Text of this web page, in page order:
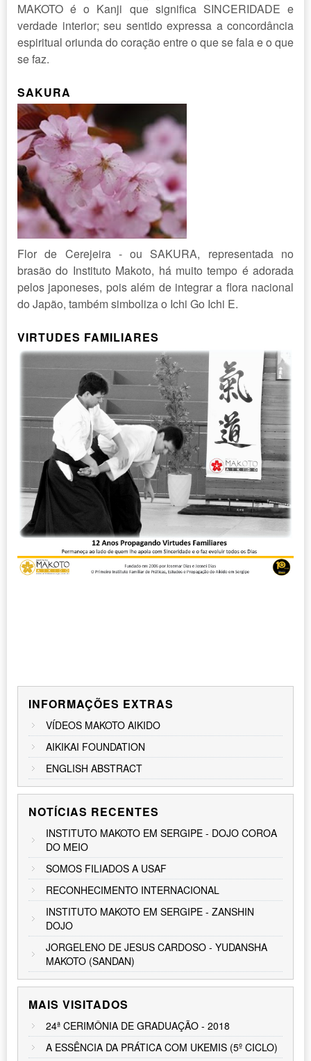
MAKOTO é o Kanji que significa SINCERIDADE e
verdade interior; seu sentido expressa a concordância
espiritual oriunda do coração entre o que se fala e o que
se faz.
SAKURA
Flor de Cerejeira - ou SAKURA, representada no
brasão do Instituto Makoto, há muito tempo é adorada
pelos japoneses, pois além de integrar a flora nacional
do Japão, também simboliza o Ichi Go Ichi E.
VIRTUDES FAMILIARES
INFORMAÇÕES EXTRAS
VÍDEOS MAKOTO AIKIDO
AIKIKAI FOUNDATION
ENGLISH ABSTRACT
NOTÍCIAS RECENTES
INSTITUTO MAKOTO EM SERGIPE - DOJO COROA
DO MEIO
SOMOS FILIADOS A USAF
RECONHECIMENTO INTERNACIONAL
INSTITUTO MAKOTO EM SERGIPE - ZANSHIN
DOJO
JORGELENO DE JESUS CARDOSO - YUDANSHA
MAKOTO (SANDAN)
MAIS VISITADOS
24ª CERIMÔNIA DE GRADUAÇÃO - 2018
A ESSÊNCIA DA PRÁTICA COM UKEMIS (5º CICLO)